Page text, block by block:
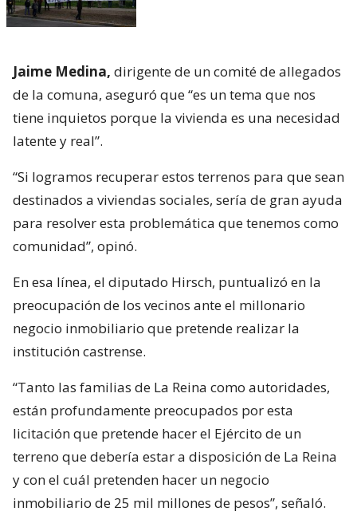
Jaime Medina, dirigente de un comité de allegados
de la comuna, aseguró que “es un tema que nos
tiene inquietos porque la vivienda es una necesidad
latente y real”.
“Si logramos recuperar estos terrenos para que sean
destinados a viviendas sociales, sería de gran ayuda
para resolver esta problemática que tenemos como
comunidad”, opinó.
En esa línea, el diputado Hirsch, puntualizó en la
preocupación de los vecinos ante el millonario
negocio inmobiliario que pretende realizar la
institución castrense.
“Tanto las familias de La Reina como autoridades,
están profundamente preocupados por esta
licitación que pretende hacer el Ejército de un
terreno que debería estar a disposición de La Reina
y con el cuál pretenden hacer un negocio
inmobiliario de 25 mil millones de pesos”, señaló.